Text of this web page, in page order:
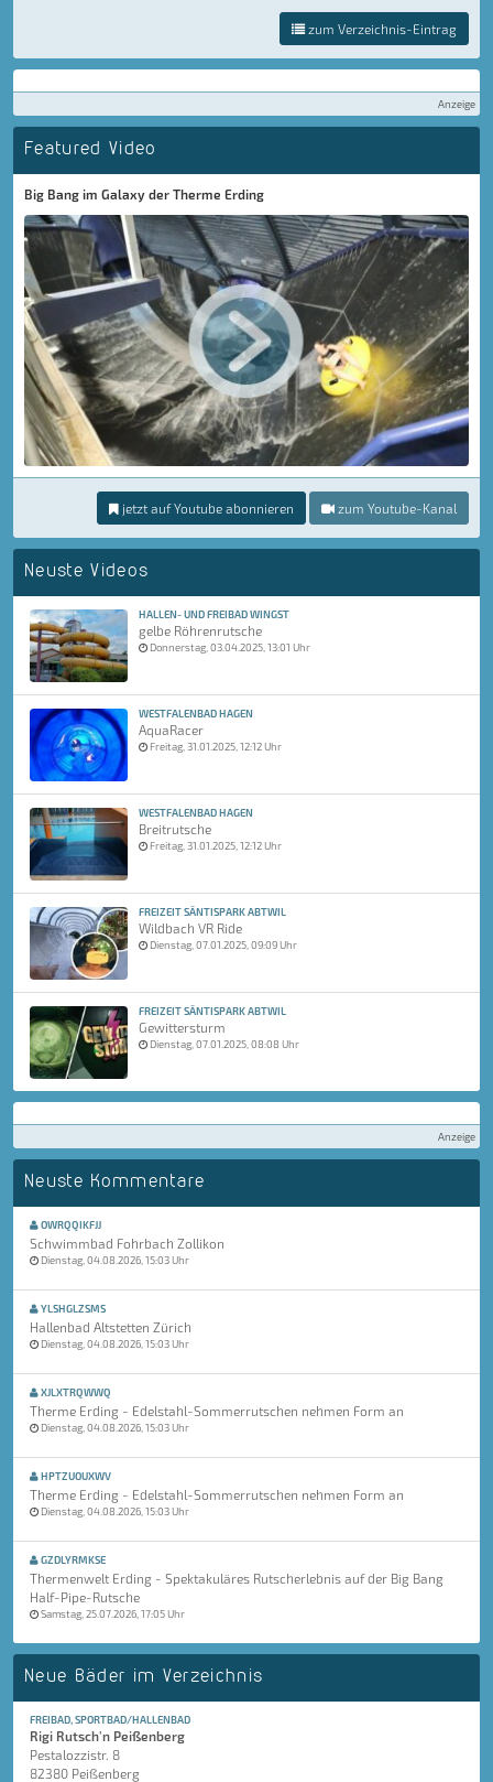
zum Verzeichnis-Eintrag
Anzeige
Featured Video
Big Bang im Galaxy der Therme Erding
jetzt auf Youtube abonnieren zum Youtube-Kanal
Neuste Videos
HALLEN- UND FREIBAD WINGST
gelbe Röhrenrutsche
Donnerstag, 03.04.2025, 13:01 Uhr
WESTFALENBAD HAGEN
AquaRacer
Freitag, 31.01.2025, 12:12 Uhr
WESTFALENBAD HAGEN
Breitrutsche
Freitag, 31.01.2025, 12:12 Uhr
FREIZEIT SÄNTISPARK ABTWIL
Wildbach VR Ride
Dienstag, 07.01.2025, 09:09 Uhr
FREIZEIT SÄNTISPARK ABTWIL
Gewittersturm
Dienstag, 07.01.2025, 08:08 Uhr
Anzeige
Neuste Kommentare
OWRQQIKFJJ
Schwimmbad Fohrbach Zollikon
Dienstag, 04.08.2026, 15:03 Uhr
YLSHGLZSMS
Hallenbad Altstetten Zürich
Dienstag, 04.08.2026, 15:03 Uhr
XJLXTRQWWQ
Therme Erding - Edelstahl-Sommerrutschen nehmen Form an
Dienstag, 04.08.2026, 15:03 Uhr
HPTZUOUXWV
Therme Erding - Edelstahl-Sommerrutschen nehmen Form an
Dienstag, 04.08.2026, 15:03 Uhr
GZDLYRMKSE
Thermenwelt Erding - Spektakuläres Rutscherlebnis auf der Big Bang
Half-Pipe-Rutsche
Samstag, 25.07.2026, 17:05 Uhr
Neue Bäder im Verzeichnis
FREIBAD, SPORTBAD/HALLENBAD
Rigi Rutsch'n Peißenberg
Pestalozzistr. 8
82380 Peißenberg